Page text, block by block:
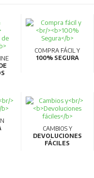
COMPRA FÁCIL Y
100% SEGURA
CAMBIOS Y
DEVOLUCIONES
FÁCILES